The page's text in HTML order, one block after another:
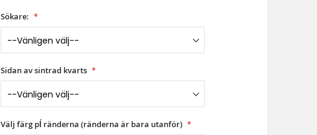
Sökare:
Sidan av sintrad kvarts
Välj färg pĺ ränderna (ränderna är bara utanför)